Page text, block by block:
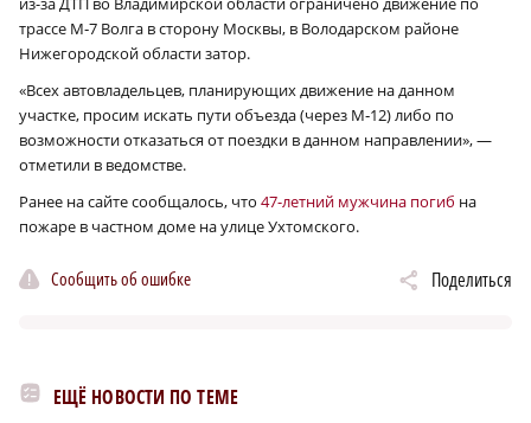
трассе М‑7 Волга в сторону Москвы, в Володарском районе
Нижегородской области затор.
«Всех автовладельцев, планирующих движение на данном
участке, просим искать пути объезда (через М‑12) либо по
возможности отказаться от поездки в данном направлении», —
отметили в ведомстве.
Ранее на сайте сообщалось, что 47-летний мужчина погиб на
пожаре в частном доме на улице Ухтомского.
Сообщить об ошибке Поделиться
ЕЩЁ НОВОСТИ ПО ТЕМЕ